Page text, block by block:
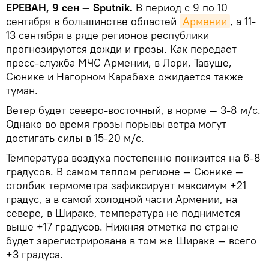
ЕРЕВАН, 9 сен — Sputnik. В период с 9 по 10
сентября в большинстве областей Армении , а 11-
13 сентября в ряде регионов республики
прогнозируются дожди и грозы. Как передает
пресс-служба МЧС Армении, в Лори, Тавуше,
Сюнике и Нагорном Карабахе ожидается также
туман.
Ветер будет северо-восточный, в норме — 3-8 м/с.
Однако во время грозы порывы ветра могут
достигать силы в 15-20 м/с.
Температура воздуха постепенно понизится на 6-8
градусов. В самом теплом регионе — Сюнике —
столбик термометра зафиксирует максимум +21
градус, а в самой холодной части Армении, на
севере, в Шираке, температура не поднимется
выше +17 градусов. Нижняя отметка по стране
будет зарегистрирована в том же Шираке — всего
+3 градуса.